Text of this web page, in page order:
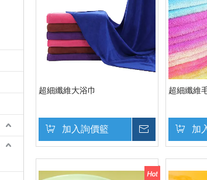
超細纖維大浴巾
加入詢價籃
超細纖維
加